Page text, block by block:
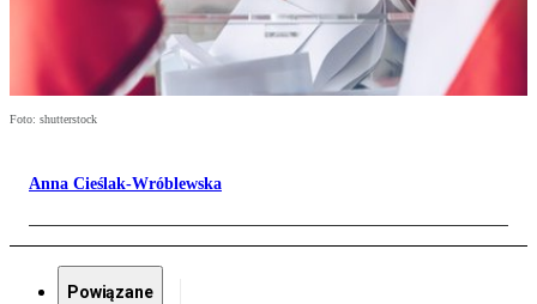
Foto: shutterstock
Anna Cieślak-Wróblewska
Powiązane